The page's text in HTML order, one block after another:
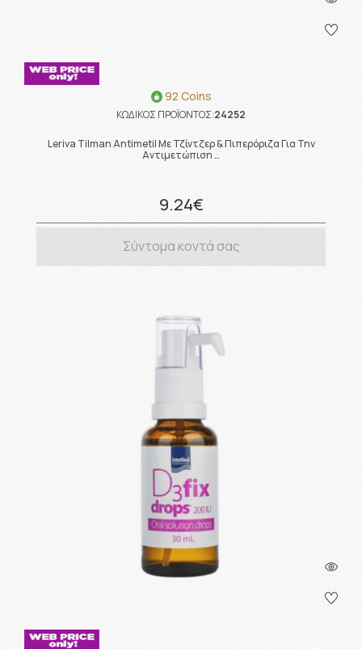
92 Coins
ΚΩΔΙΚΟΣ ΠΡΟΪΟΝΤΟΣ:24252
Leriva Tilman Antimetil Με Τζίντζερ & Πιπερόριζα Για Την
Αντιμετώπιση …
9.24€
Σύντομα κοντά σας